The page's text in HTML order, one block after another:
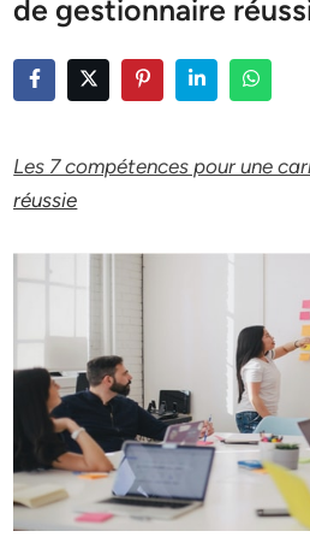
de gestionnaire
Les 7 compétences pour une
réussie